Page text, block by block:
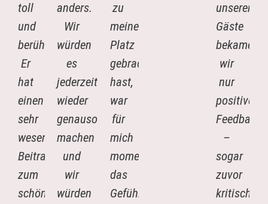
toll
und
berührend.
Er
hat
einen
sehr
wesentlichen
Beitrag
zum
schönsten
anders.
Wir
würden
es
jederzeit
wieder
genauso
machen
und
wir
würden
zu
meinem
Platz
gebracht
hast,
war
für
mich
momentan
das
Gefühl,
unserer
Gäste
bekamen
wir
nur
positives
Feedback
–
sogar
zuvor
kritische